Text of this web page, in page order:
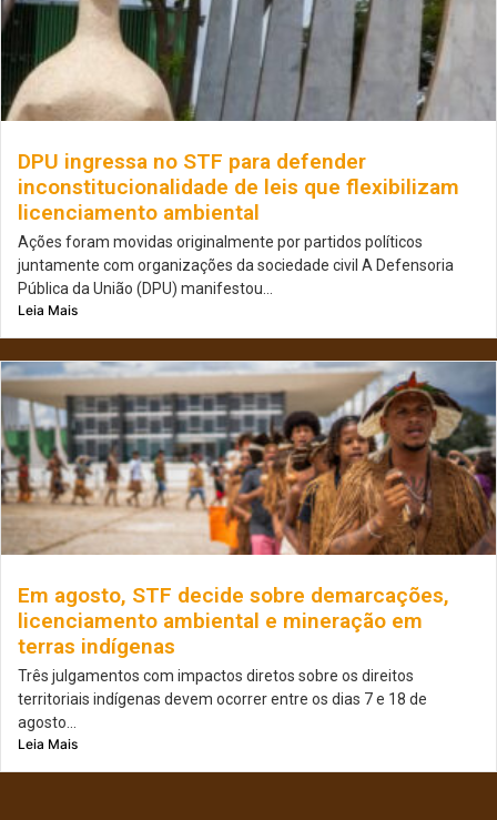
DPU ingressa no STF para defender
inconstitucionalidade de leis que flexibilizam
licenciamento ambiental
Ações foram movidas originalmente por partidos políticos
juntamente com organizações da sociedade civil A Defensoria
Pública da União (DPU) manifestou...
Leia Mais
Em agosto, STF decide sobre demarcações,
licenciamento ambiental e mineração em
terras indígenas
Três julgamentos com impactos diretos sobre os direitos
territoriais indígenas devem ocorrer entre os dias 7 e 18 de
agosto...
Leia Mais